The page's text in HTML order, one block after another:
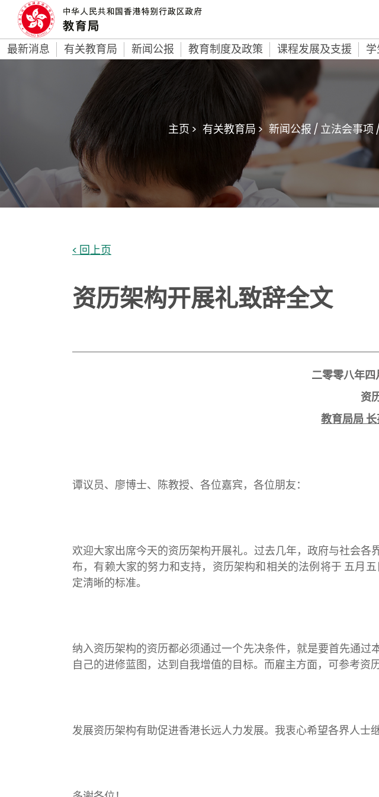
最新消息 有关教育局 新闻公报 教育制度及政策 课程发展及支援
主页 > 有关教育局 > 新闻公报 / 立法会事项
< 回上页
资历架构开展礼致辞全文
二零零八年四
资
教育局局
谭议员、廖博士、陈教授、各位嘉宾，各位朋友：
欢迎大家出席今天的资历架构开展礼。过去几年，政府与社会
布，有赖大家的努力和支持，资历架构和相关的法例将于 五月
定淸晰的标准。
纳入资历架构的资历都必须通过一个先决条件，就是要首先通
自己的进修蓝图，达到自我增值的目标。而雇主方面，可参考资
发展资历架构有助促进香港长远人力发展。我衷心希望各界人士